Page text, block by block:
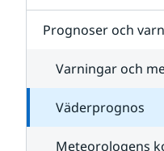
Prognoser och
Varningar och
Väderprognos
Meteorologens